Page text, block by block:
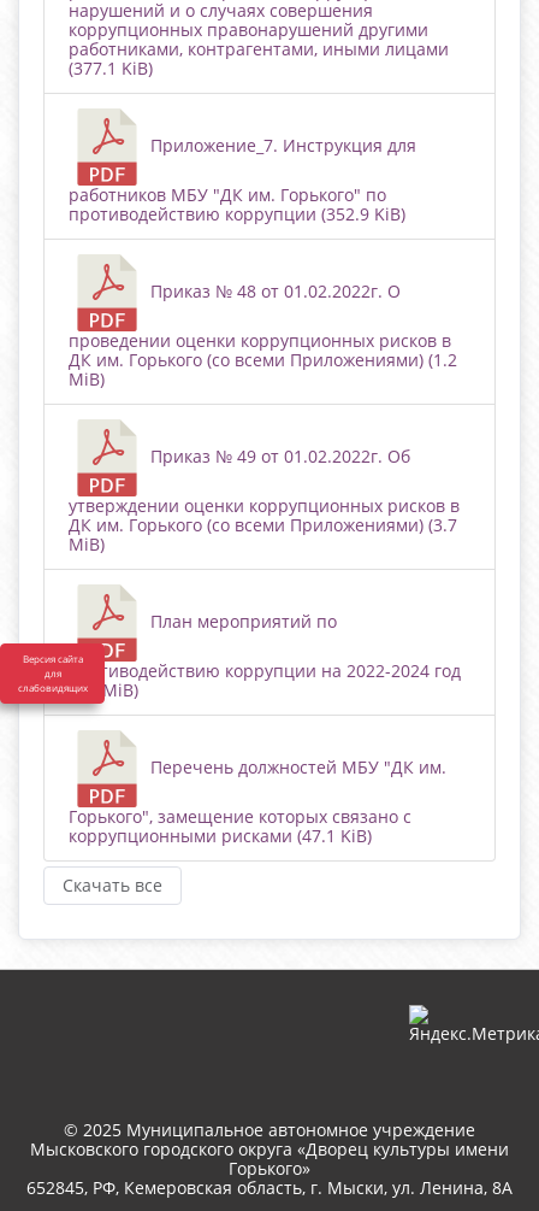
Версия сайта
для
слабовидящих
нарушений и о случаях совершения
коррупционных правонарушений другими
работниками, контрагентами, иными лицами
(377.1 KiB)
Приложение_7. Инструкция для
работников МБУ "ДК им. Горького" по
противодействию коррупции (352.9 KiB)
Приказ № 48 от 01.02.2022г. О
проведении оценки коррупционных рисков в
ДК им. Горького (со всеми Приложениями) (1.2
MiB)
Приказ № 49 от 01.02.2022г. Об
утверждении оценки коррупционных рисков в
ДК им. Горького (со всеми Приложениями) (3.7
MiB)
План мероприятий по
противодействию коррупции на 2022-2024 год
(2.8 MiB)
Перечень должностей МБУ "ДК им.
Горького", замещение которых связано с
коррупционными рисками (47.1 KiB)
Скачать все
© 2025 Муниципальное автономное учреждение
Мысковского городского округа «Дворец культуры имени
Горького»
652845, РФ, Кемеровская область, г. Мыски, ул. Ленина, 8A